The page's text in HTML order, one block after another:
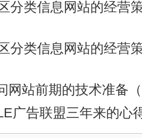
分类信息网站的经营
分类信息网站的经营
网站前期的技术准备
广告联盟三年来的心